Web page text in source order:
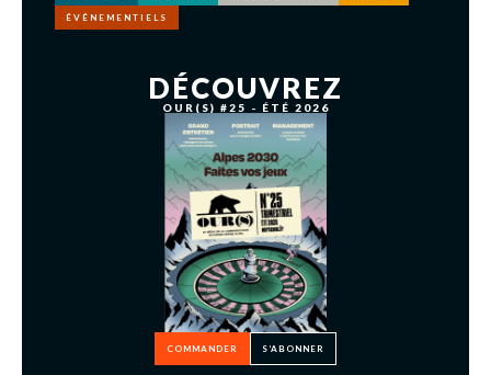
ÉVÉNEMENTIELS
DÉCOUVREZ
OUR(S) #25 - ÉTÉ 2026
COMMANDER S’ABONNER